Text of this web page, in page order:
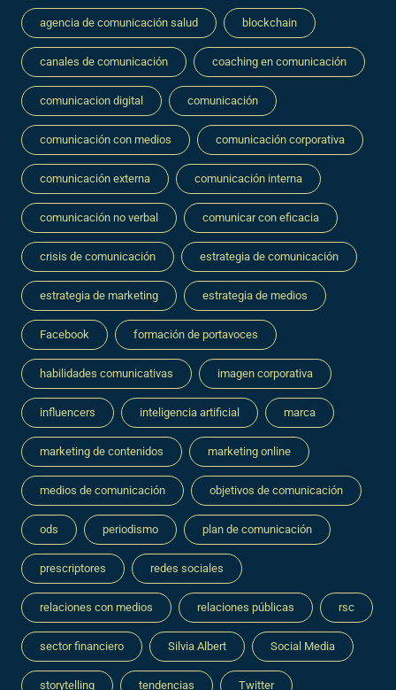
agencia de comunicación salud blockchain
canales de comunicación coaching en comunicación
comunicacion digital comunicación
comunicación con medios comunicación corporativa
comunicación externa comunicación interna
comunicación no verbal comunicar con eficacia
crisis de comunicación estrategia de comunicación
estrategia de marketing estrategia de medios
Facebook formación de portavoces
habilidades comunicativas imagen corporativa
influencers inteligencia artificial marca
marketing de contenidos marketing online
medios de comunicación objetivos de comunicación
ods periodismo plan de comunicación
prescriptores redes sociales
relaciones con medios relaciones públicas rsc
sector financiero Silvia Albert Social Media
storytelling tendencias Twitter